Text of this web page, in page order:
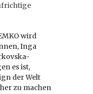
wird
Inga
es ist,
der Welt
zu machen